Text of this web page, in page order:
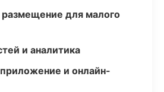
размещение для малого
и аналитика
и онлайн-